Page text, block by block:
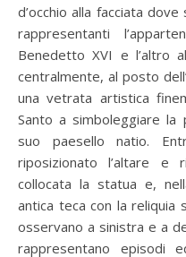
d’occhio alla facciata
rappresentanti
Benedetto XVI e l’altro
centralmente, al posto
una vetrata artistica
Santo a simboleggiare la
suo paesello natio.
riposizionato l’altare e
collocata la statua e,
antica teca con la reliquia
osservano a sinistra e a
rappresentano episodi